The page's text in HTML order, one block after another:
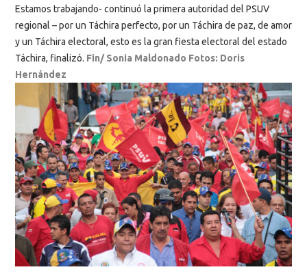
Estamos trabajando- continuó la primera autoridad del PSUV
regional – por un Táchira perfecto, por un Táchira de paz, de amor
y un Táchira electoral, esto es la gran fiesta electoral del estado
Táchira, finalizó. Fin/ Sonia Maldonado Fotos: Doris
Hernández